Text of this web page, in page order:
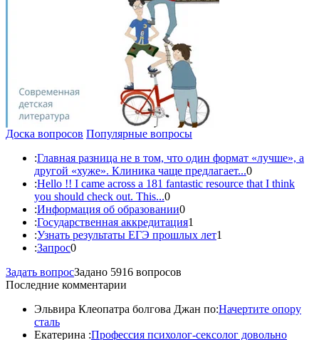
Доска вопросов Популярные вопросы
:Главная разница не в том, что один формат «лучше», а
другой «хуже». Клиника чаще предлагает...0
:Hello !! I came across a 181 fantastic resource that I think
you should check out. This...0
:Информация об образовании0
:Государственная аккредитация1
:Узнать результаты ЕГЭ прошлых лет1
:Запрос0
Задать вопросЗадано 5916 вопросов
Последние комментарии
Эльвира Клеопатра болгова Джан по:Начертите опору
сталь
Екатерина :Профессия психолог-сексолог довольно